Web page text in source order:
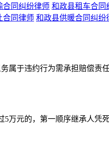
合同纠纷律师 和政县租车合同
合同律师 和政县供暖合同纠纷
于违约行为需承担赔偿责
万元的，第一顺序继承人凭